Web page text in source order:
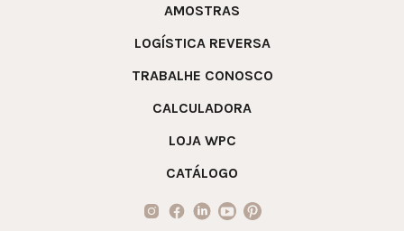
AMOSTRAS
LOGÍSTICA REVERSA
TRABALHE CONOSCO
CALCULADORA
LOJA WPC
CATÁLOGO